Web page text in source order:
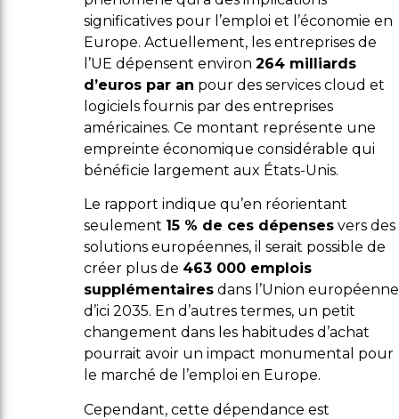
significatives pour l’emploi et l’économie en
Europe. Actuellement, les entreprises de
l’UE dépensent environ 264 milliards
d’euros par an pour des services cloud et
logiciels fournis par des entreprises
américaines. Ce montant représente une
empreinte économique considérable qui
bénéficie largement aux États-Unis.
Le rapport indique qu’en réorientant
seulement 15 % de ces dépenses vers des
solutions européennes, il serait possible de
créer plus de 463 000 emplois
supplémentaires dans l’Union européenne
d’ici 2035. En d’autres termes, un petit
changement dans les habitudes d’achat
pourrait avoir un impact monumental pour
le marché de l’emploi en Europe.
Cependant, cette dépendance est